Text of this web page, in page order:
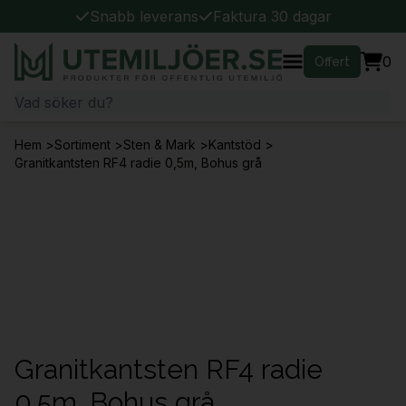
Snabb leverans Faktura 30 dagar
Offert 0
Hem >Sortiment >Sten & Mark >Kantstöd >
Granitkantsten RF4 radie 0,5m, Bohus grå
Granitkantsten RF4 radie